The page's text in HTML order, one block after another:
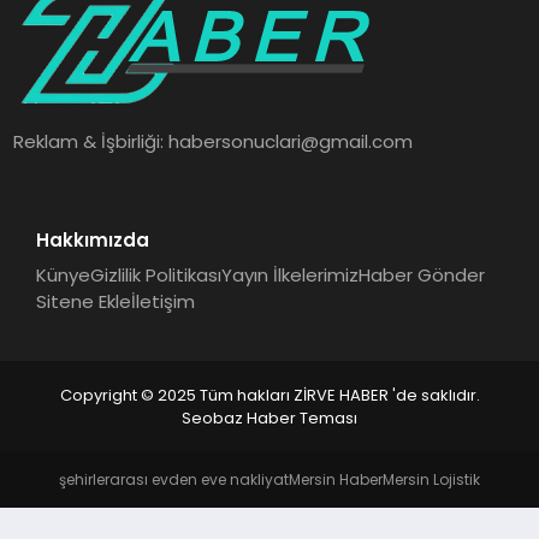
SAĞLIK
SPOR
TEKNOLOJI
Reklam & İşbirliği:habersonuclari@gmail.com
Hakkımızda
KünyeGizlilik PolitikasıYayın İlkelerimizHaber Gönder
Sitene Ekleİletişim
Copyright © 2025 Tüm hakları ZİRVE HABER 'de saklıdır.
Seobaz Haber Teması
şehirlerarası evden eve nakliyatMersin HaberMersin Lojistik